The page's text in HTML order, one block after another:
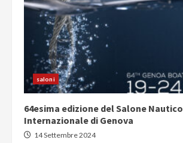
saloni
64esima edizione del Salone Nautico
Internazionale di Genova
14 Settembre 2024